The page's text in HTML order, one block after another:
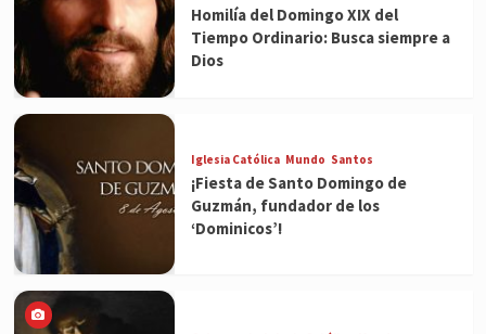
Homilía del Domingo XIX del
Tiempo Ordinario: Busca siempre a
Dios
Iglesia Católica Mundo Santos
¡Fiesta de Santo Domingo de
Guzmán, fundador de los
‘Dominicos’!